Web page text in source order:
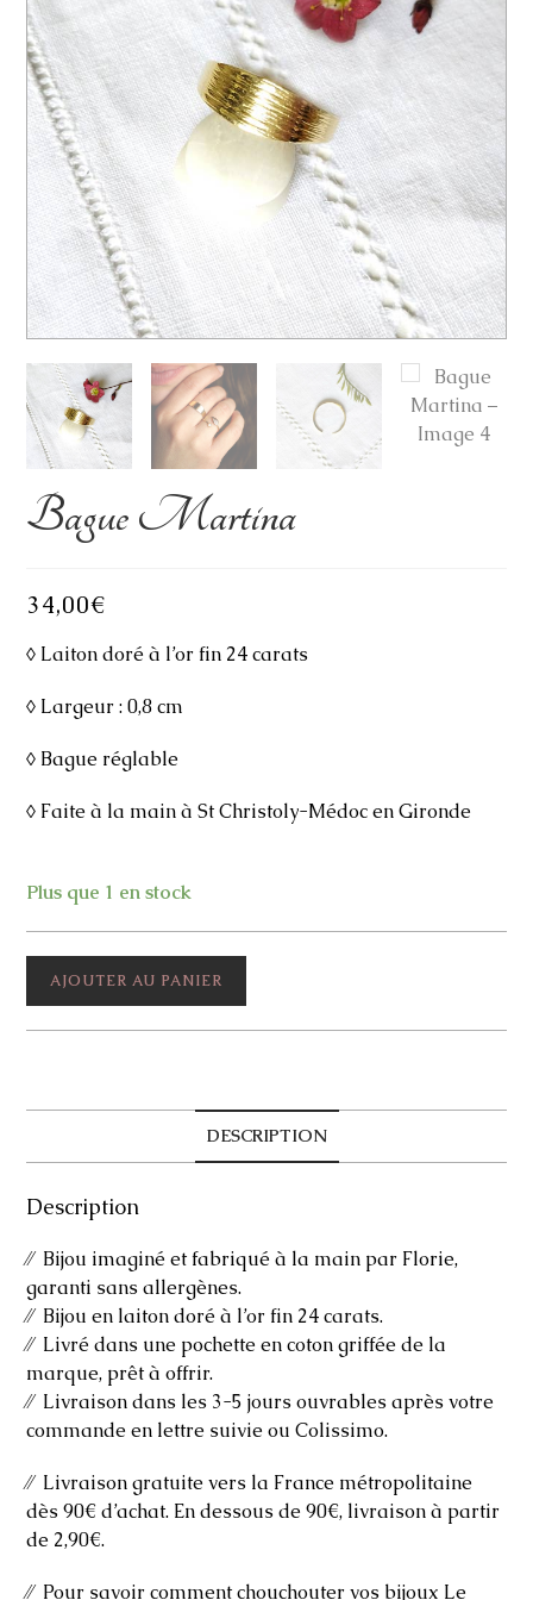
Bague Martina
34,00€
◊ Laiton doré à l’or fin 24 carats
◊ Largeur : 0,8 cm
◊ Bague réglable
◊ Faite à la main à St Christoly-Médoc en Gironde
Plus que 1 en stock
AJOUTER AU PANIER
DESCRIPTION
Description
⁄⁄ Bijou imaginé et fabriqué à la main par Florie,
garanti sans allergènes.
⁄⁄ Bijou en laiton doré à l’or fin 24 carats.
⁄⁄ Livré dans une pochette en coton griffée de la
marque, prêt à offrir.
⁄⁄ Livraison dans les 3-5 jours ouvrables après votre
commande en lettre suivie ou Colissimo.
⁄⁄ Livraison gratuite vers la France métropolitaine
dès 90€ d’achat. En dessous de 90€, livraison à partir
de 2,90€.
⁄⁄ Pour savoir comment chouchouter vos bijoux Le